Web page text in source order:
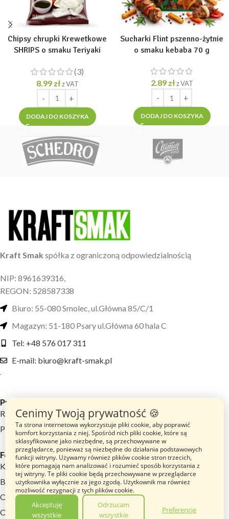
Chipsy chrupki Krewetkowe
SHRIPS o smaku Teriyaki
(3)
8.99 zł z VAT
DODAJ DO KOSZYKA
Sucharki Flint pszenno-żytnie
o smaku kebaba 70 g
2.89 zł z VAT
DODAJ DO KOSZYKA
Kraft Smak spółka z ograniczoną odpowiedzialnością
NIP: 8961639316,
REGON: 528587338
Biuro: 55-080 Smolec, ul.Główna 85/C/1
Magazyn: 51-180 Psary ul.Główna 60 hala C
Tel: +48 576 017 311
E-mail: biuro@kraft-smak.pl
Przydatne linki
Regulamin sklepu
Polityka prywatności
Footer menu
Katalog Produktów
Blog
O nas
Opinie
Cenimy Twoją prywatność 🍪
Ta strona internetowa wykorzystuje pliki cookie, aby poprawić
komfort korzystania z niej. Spośród nich pliki cookie, które są
sklasyfikowane jako niezbędne, są przechowywane w
przeglądarce, ponieważ są niezbędne do działania podstawowych
funkcji witryny. Używamy również plików cookie stron trzecich,
które pomagają nam analizować i rozumieć sposób korzystania z
tej witryny. Te pliki cookie będą przechowywane w przeglądarce
użytkownika wyłącznie za jego zgodą. Użytkownik ma również
możliwość rezygnacji z tych plików cookie.
Akceptuję
wszystkie
Odrzucam
wszystkie
Preferencje